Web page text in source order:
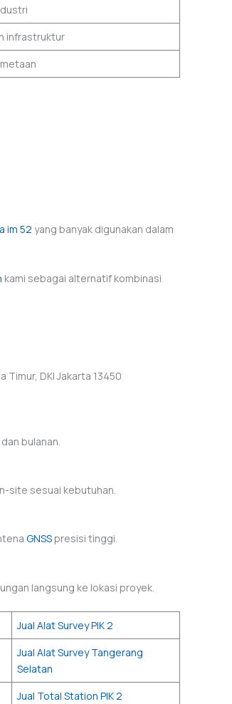
infrastruktur
im 52 yang banyak digunakan dalam
kami sebagai alternatif kombinasi
Timur, DKI Jakarta 13450
bulanan.
site sesuai kebutuhan.
GNSSpresisi tinggi.
langsung ke lokasi proyek.
Jual Alat Survey PIK 2
Jual Alat Survey Tangerang
Selatan
Jual Total Station PIK 2